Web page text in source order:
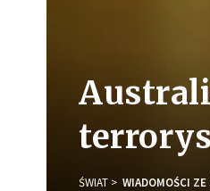
ŚWIAT WIADOMOŚCI ZE